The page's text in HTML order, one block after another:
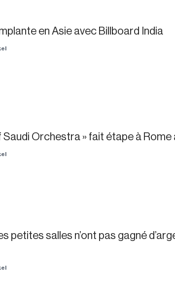
en Asie avec Billboard India
Saudi Orchestra » fait étape à
petites salles n’ont pas gagné